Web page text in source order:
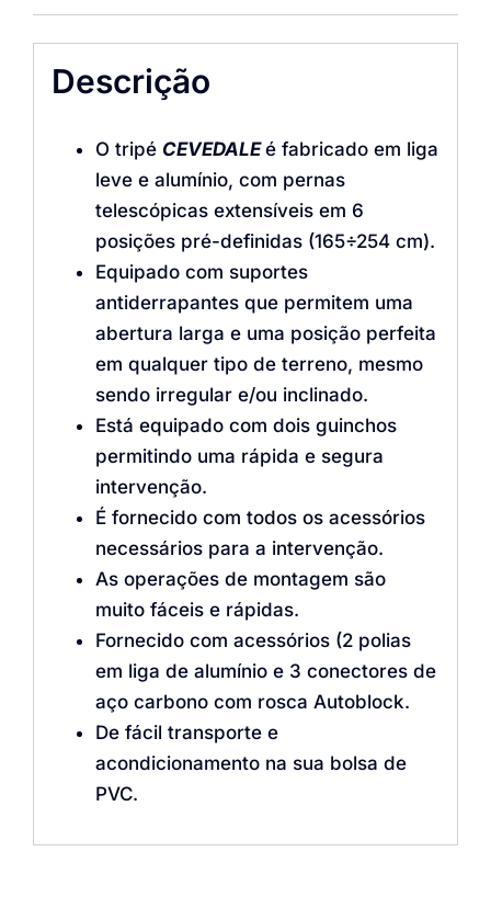
Descrição
O tripé CEVEDALEé fabricado em liga
leve e alumínio, com pernas
telescópicas extensíveis em 6
posições pré-definidas (165÷254 cm).
Equipado com suportes
antiderrapantes que permitem uma
abertura larga e uma posição perfeita
em qualquer tipo de terreno, mesmo
sendo irregular e/ou inclinado.
Está equipado com dois guinchos
permitindo uma rápida e segura
intervenção.
É fornecido com todos os acessórios
necessários para a intervenção.
As operações de montagem são
muito fáceis e rápidas.
Fornecido com acessórios (2 polias
em liga de alumínio e 3 conectores de
aço carbono com rosca Autoblock.
De fácil transporte e
acondicionamento na sua bolsa de
PVC.